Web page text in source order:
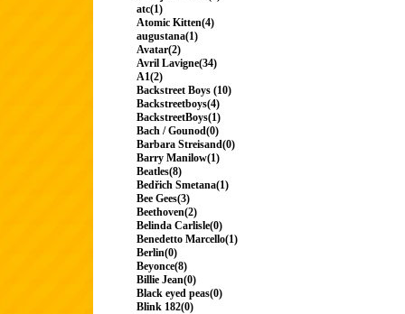
atc(1)
Atomic Kitten(4)
augustana(1)
Avatar(2)
Avril Lavigne(34)
A1(2)
Backstreet Boys (10)
Backstreetboys(4)
BackstreetBoys(1)
Bach / Gounod(0)
Barbara Streisand(0)
Barry Manilow(1)
Beatles(8)
Bedřich Smetana(1)
Bee Gees(3)
Beethoven(2)
Belinda Carlisle(0)
Benedetto Marcello(1)
Berlin(0)
Beyonce(8)
Billie Jean(0)
Black eyed peas(0)
Blink 182(0)